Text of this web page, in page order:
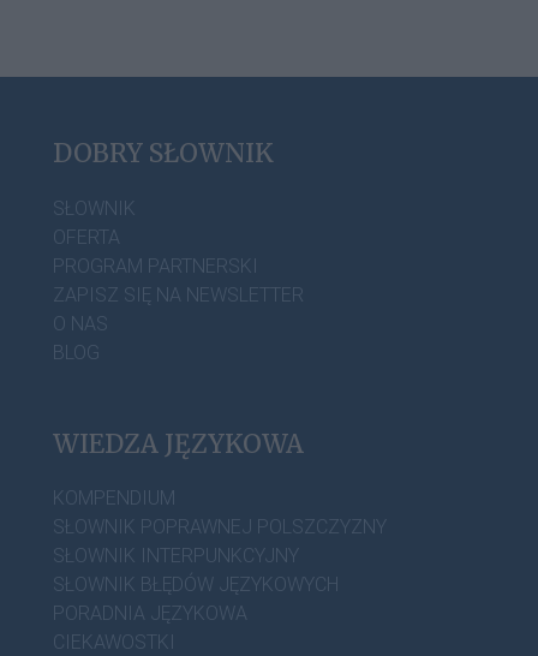
DOBRY SŁOWNIK
SŁOWNIK
OFERTA
PROGRAM PARTNERSKI
ZAPISZ SIĘ NA NEWSLETTER
O NAS
BLOG
WIEDZA JĘZYKOWA
KOMPENDIUM
SŁOWNIK POPRAWNEJ POLSZCZYZNY
SŁOWNIK INTERPUNKCYJNY
SŁOWNIK BŁĘDÓW JĘZYKOWYCH
PORADNIA JĘZYKOWA
CIEKAWOSTKI